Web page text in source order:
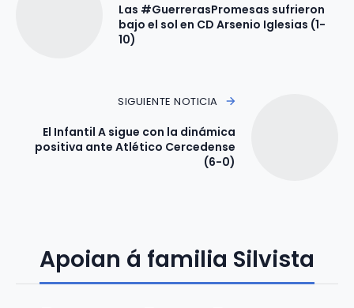
Las #GuerrerasPromesas sufrieron
bajo el sol en CD Arsenio Iglesias (1-
10)
SIGUIENTE NOTICIA
El Infantil A sigue con la dinámica
positiva ante Atlético Cercedense
(6-0)
Apoian á familia Silvista